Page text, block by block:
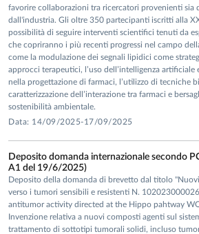
favorire collaborazioni tra ricercatori provenienti sia
dall'industria. Gli oltre 350 partecipanti iscritti alla
possibilità di seguire interventi scientifici tenuti da
che copriranno i più recenti progressi nel campo
come la modulazione dei segnali lipidici come
approcci terapeutici, l’uso dell’intelligenza
nella progettazione di farmaci, l’utilizzo di tecniche
caratterizzazione dell’interazione tra farmaci e
sostenibilità ambientale.
Data: 14/09/2025-17/09/2025
Deposito domanda internazionale secondo
A1 del 19/6/2025)
Deposito della domanda di brevetto dal titolo
verso i tumori sensibili e resistenti N.
antitumor activity directed at the Hippo pahtway
Invenzione relativa a nuovi composti agenti sul
trattamento di sottotipi tumorali solidi, incluso